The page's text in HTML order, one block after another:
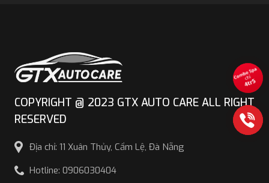
COPYRIGHT @ 2023 GTX AUTO CARE ALL RIGHT
RESERVED
Địa chỉ: 11 Xuân Thủy, Cẩm Lệ, Đà Nẵng
Hotline: 0906030404